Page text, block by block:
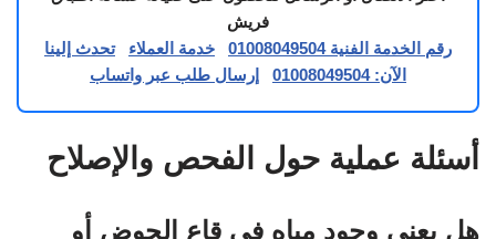
فريش
رقم الخدمة الفنية 01008049504
خدمة العملاء
تحدث إلينا
الآن: 01008049504
إرسال طلب عبر واتساب
أسئلة عملية حول الفحص والإصلاح
هل يعني وجود مياه في قاع الحوض أو